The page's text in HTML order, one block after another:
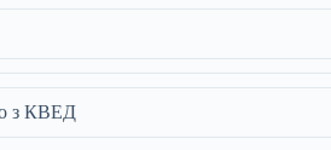
з КВЕД